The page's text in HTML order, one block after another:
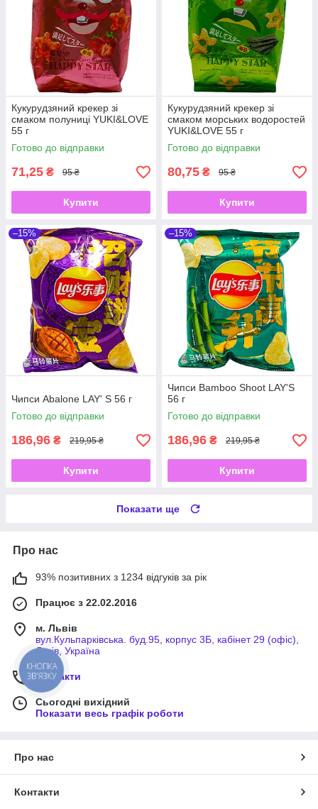
Кукурудзяний крекер зі
смаком полуниці YUKI&LOVE
55 г
Готово до відправки
71,25 ₴ 95 ₴
Купити
Кукурудзяний крекер зі
смаком морських водоростей
YUKI&LOVE 55 г
Готово до відправки
80,75 ₴ 95 ₴
Купити
–15%
Чипси Abalone LAY' S 56 г
Готово до відправки
186,96 ₴ 219,95 ₴
Купити
–15%
Чипси Bamboo Shoot LAY'S
56 г
Готово до відправки
186,96 ₴ 219,95 ₴
Купити
Показати ще
Про нас
93% позитивних з 1234 відгуків за рік
Працює з 22.02.2016
м. Львів
вул.Кульпарківська. буд.95, корпус 3Б, кабінет 29 (офіс),
Львів, Україна
Контакти
Сьогодні вихідний
Показати весь графік роботи
Про нас
Контакти
КНОПКА
ЗВ'ЯЗКУ